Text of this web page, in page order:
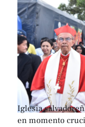
Iglesia
en momento